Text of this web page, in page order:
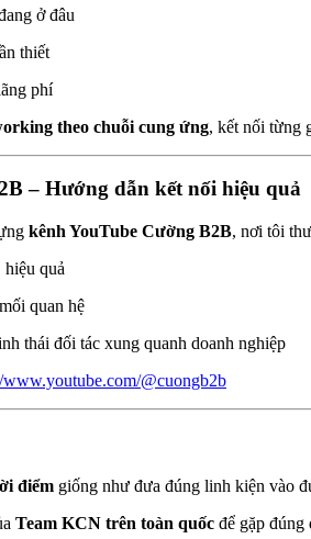
ở đâu
thiết
phí
theo chuỗi cung ứng, kết nối từng
– Hướng dẫn kết nối hiệu quả
kênh YouTube Cường B2B, nơi tôi
quả
quan hệ
thái đối tác xung quanh doanh nghiệp
www.youtube.com/@cuongb2b
điểm giống như đưa đúng linh kiện vào
Team KCN trên toàn quốc để gặp đúng